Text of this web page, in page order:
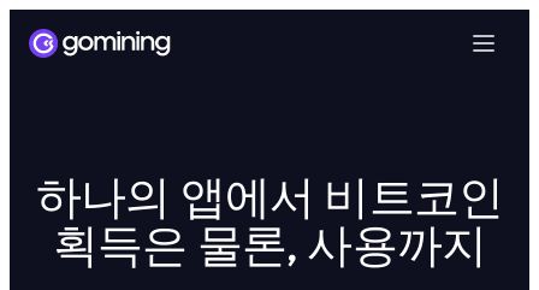
하나의 앱에서 비트코인
획득은 물론, 사용까지